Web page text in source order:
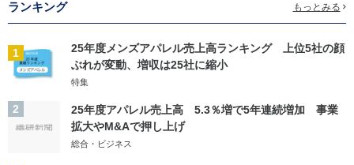
ランキング もっとみる
1
25年度メンズアパレル売上高ランキング 上位5社の顔
ぶれが変動、増収は25社に縮小
特集
2
25年度アパレル売上高 5.3％増で5年連続増加 事業
拡大やM&Aで押し上げ
総合・ビジネス